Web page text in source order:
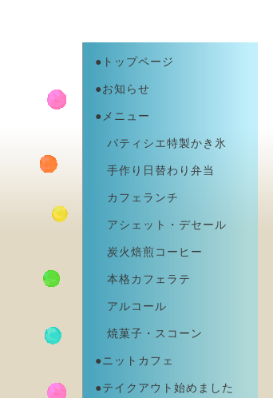
●トップページ
●お知らせ
●メニュー
パティシエ特製かき氷
手作り日替わり弁当
カフェランチ
アシェット・デセール
炭火焙煎コーヒー
本格カフェラテ
アルコール
焼菓子・スコーン
●ニットカフェ
●テイクアウト始めました